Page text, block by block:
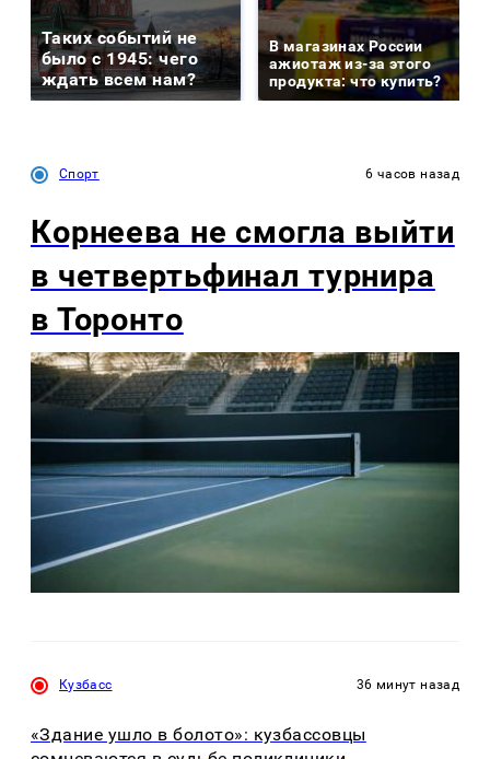
Таких событий не
было с 1945: чего
ждать всем нам?
В магазинах России
ажиотаж из-за этого
продукта: что купить?
Спорт 6 часов назад
Корнеева не смогла выйти
в четвертьфинал турнира
в Торонто
Кузбасс 36 минут назад
«Здание ушло в болото»: кузбассовцы